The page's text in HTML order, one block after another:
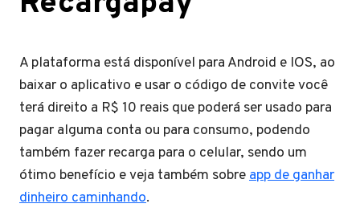
A plataforma está disponível para Android e IOS, ao
baixar o aplicativo e usar o código de convite você
terá direito a R$ 10 reais que poderá ser usado para
pagar alguma conta ou para consumo, podendo
também fazer recarga para o celular, sendo um
ótimo benefício e veja também sobreapp de ganhar
dinheiro caminhando.